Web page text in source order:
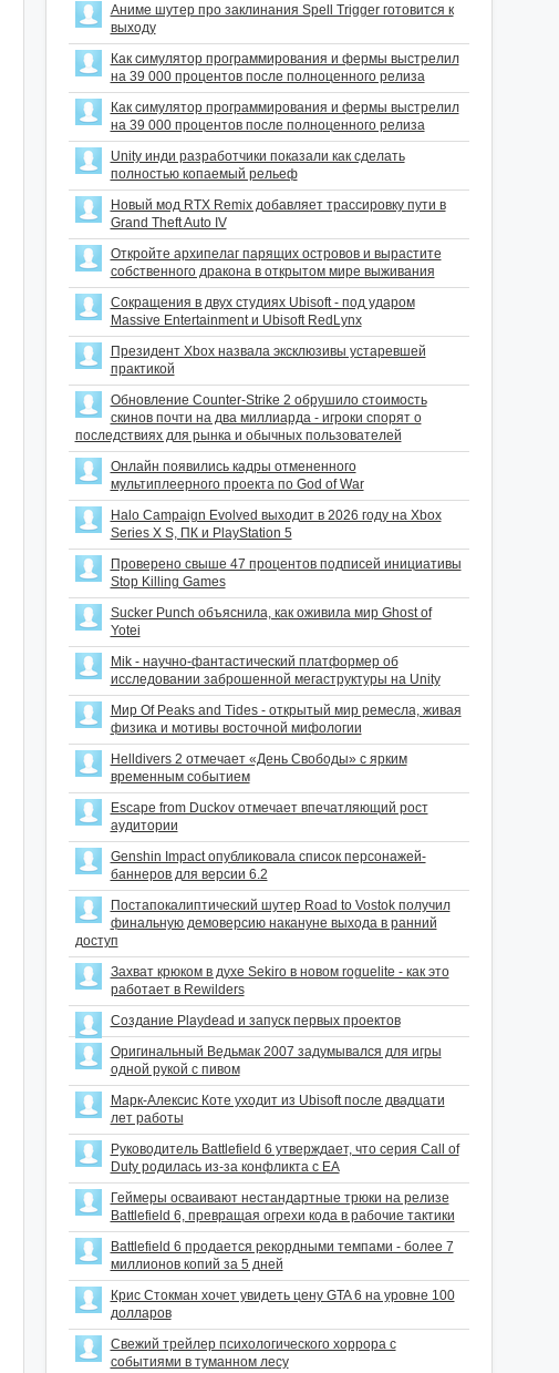
Аниме шутер про заклинания Spell Trigger готовится к
выходу
Как симулятор программирования и фермы выстрелил
на 39 000 процентов после полноценного релиза
Как симулятор программирования и фермы выстрелил
на 39 000 процентов после полноценного релиза
Unity инди разработчики показали как сделать
полностью копаемый рельеф
Новый мод RTX Remix добавляет трассировку пути в
Grand Theft Auto IV
Откройте архипелаг парящих островов и вырастите
собственного дракона в открытом мире выживания
Сокращения в двух студиях Ubisoft - под ударом
Massive Entertainment и Ubisoft RedLynx
Президент Xbox назвала эксклюзивы устаревшей
практикой
Обновление Counter-Strike 2 обрушило стоимость
скинов почти на два миллиарда - игроки спорят о
последствиях для рынка и обычных пользователей
Онлайн появились кадры отмененного
мультиплеерного проекта по God of War
Halo Campaign Evolved выходит в 2026 году на Xbox
Series X S, ПК и PlayStation 5
Проверено свыше 47 процентов подписей инициативы
Stop Killing Games
Sucker Punch объяснила, как оживила мир Ghost of
Yotei
Mik - научно-фантастический платформер об
исследовании заброшенной мегаструктуры на Unity
Мир Of Peaks and Tides - открытый мир ремесла, живая
физика и мотивы восточной мифологии
Helldivers 2 отмечает «День Свободы» с ярким
временным событием
Escape from Duckov отмечает впечатляющий рост
аудитории
Genshin Impact опубликовала список персонажей-
баннеров для версии 6.2
Постапокалиптический шутер Road to Vostok получил
финальную демоверсию накануне выхода в ранний
доступ
Захват крюком в духе Sekiro в новом roguelite - как это
работает в Rewilders
Создание Playdead и запуск первых проектов
Оригинальный Ведьмак 2007 задумывался для игры
одной рукой с пивом
Марк-Алексис Коте уходит из Ubisoft после двадцати
лет работы
Руководитель Battlefield 6 утверждает, что серия Call of
Duty родилась из-за конфликта с EA
Геймеры осваивают нестандартные трюки на релизе
Battlefield 6, превращая огрехи кода в рабочие тактики
Battlefield 6 продается рекордными темпами - более 7
миллионов копий за 5 дней
Крис Стокман хочет увидеть цену GTA 6 на уровне 100
долларов
Свежий трейлер психологического хоррора с
событиями в туманном лесу